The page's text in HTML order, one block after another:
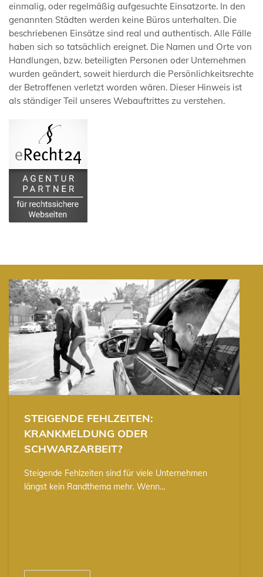
einmalig, oder regelmäßig aufgesuchte Einsatzorte. In den
genannten Städten werden keine Büros unterhalten. Die
beschriebenen Einsätze sind real und authentisch. Alle Fälle
haben sich so tatsächlich ereignet. Die Namen und Orte von
Handlungen, bzw. beteiligten Personen oder Unternehmen
wurden geändert, soweit hierdurch die Persönlichkeitsrechte
der Betroffenen verletzt worden wären. Dieser Hinweis ist
als ständiger Teil unseres Webauftrittes zu verstehen.
STEIGENDE FEHLZEITEN:
KRANKMELDUNG ODER
SCHWARZARBEIT?
Steigende Fehlzeiten sind für viele Unternehmen
längst kein Randthema mehr. Wenn…